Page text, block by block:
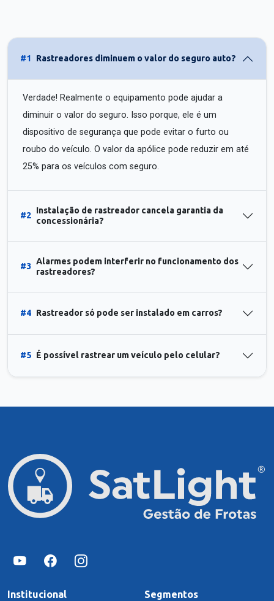
#1 Rastreadores diminuem o valor do seguro auto?
Verdade! Realmente o equipamento pode ajudar a
diminuir o valor do seguro. Isso porque, ele é um
dispositivo de segurança que pode evitar o furto ou
roubo do veículo. O valor da apólice pode reduzir em até
25% para os veículos com seguro.
#2
Instalação de rastreador cancela garantia da
concessionária?
#3
Alarmes podem interferir no funcionamento dos
rastreadores?
#4 Rastreador só pode ser instalado em carros?
#5 É possível rastrear um veículo pelo celular?
Institucional Segmentos